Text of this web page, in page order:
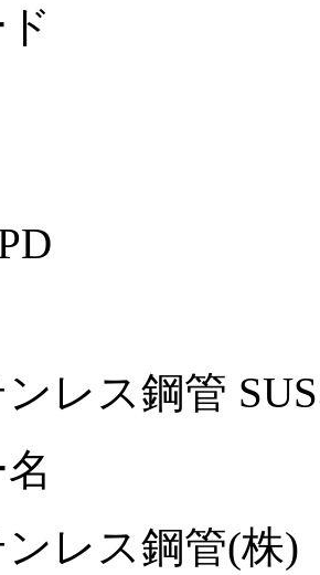
レス鋼管
ンレス鋼管(株)